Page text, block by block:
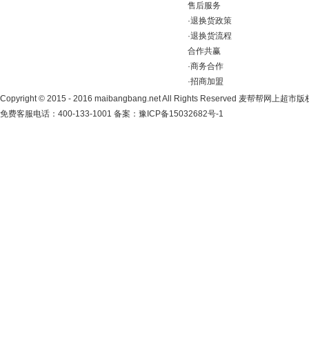
售后服务
·退换货政策
·退换货流程
合作共赢
·商务合作
·招商加盟
Copyright© 2015 - 2016 maibangbang.net All Rights Reserved 麦帮帮网上超市版
免费客服电话：400-133-1001 备案： 豫ICP备15032682号-1